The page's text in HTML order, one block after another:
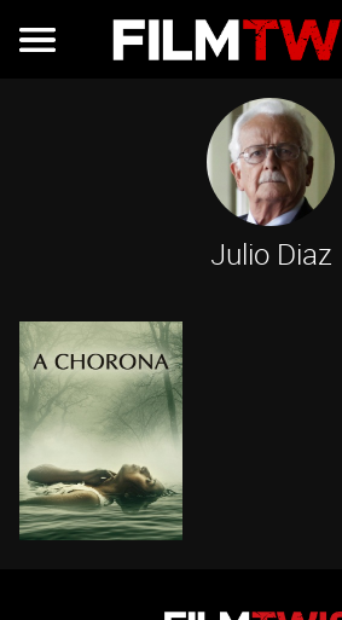
Julio Diaz